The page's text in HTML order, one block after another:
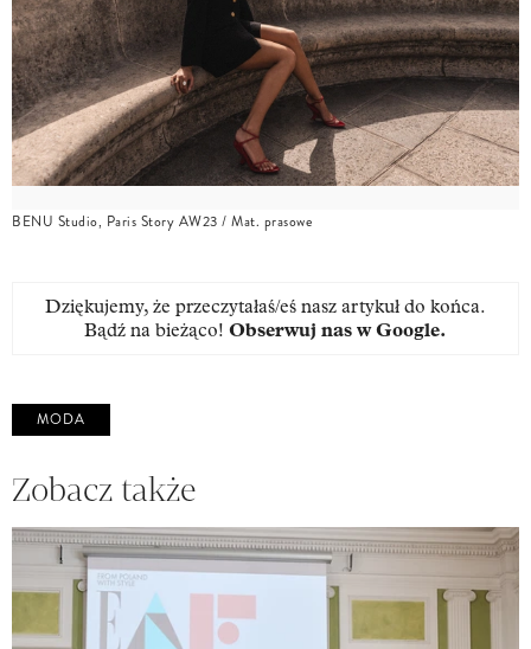
BENU Studio, Paris Story AW23 / Mat. prasowe
Dziękujemy, że przeczytałaś/eś nasz artykuł do końca.
Bądź na bieżąco! Obserwuj nas w Google.
MODA
Zobacz także